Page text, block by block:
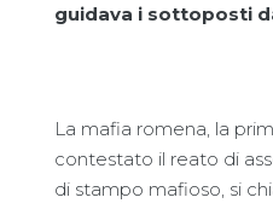
guidava i sottoposti
La mafia romena, la
contestato il reato di
di stampo mafioso, si